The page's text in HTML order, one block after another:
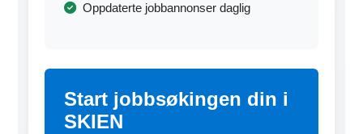
Oppdaterte jobbannonser daglig
Start jobbsøkingen din i
SKIEN